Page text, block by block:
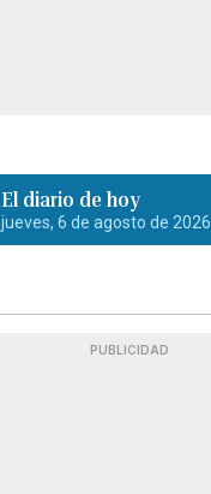
El diario de hoy
jueves, 6 de agosto de 2026
PUBLICIDAD